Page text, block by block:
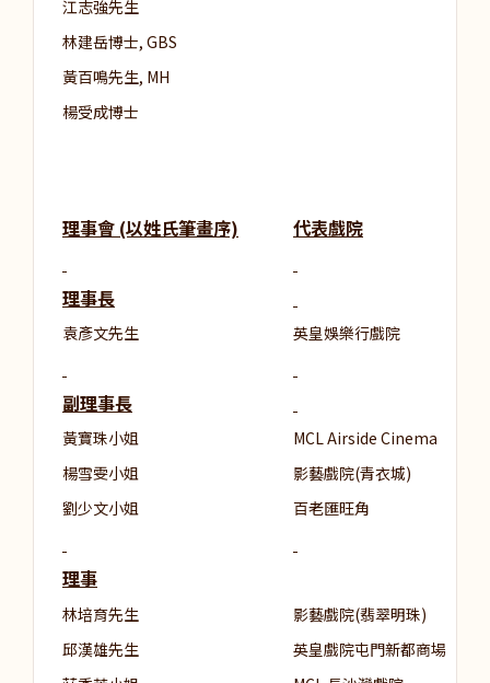
江志強先生
林建岳博士, GBS
黃百鳴先生, MH
楊受成博士
理事會 (以姓氏筆畫序) 代表戲院
理事長
袁彥文先生 英皇娛樂行戲院
副理事長
黃寶珠小姐
MCL Airside Cinema
楊雪雯小姐
影藝戲院(青衣城)
劉少文小姐
百老匯旺角
理事
林培育先生
影藝戲院(翡翠明珠)
邱漢雄先生
英皇戲院屯門新都商場